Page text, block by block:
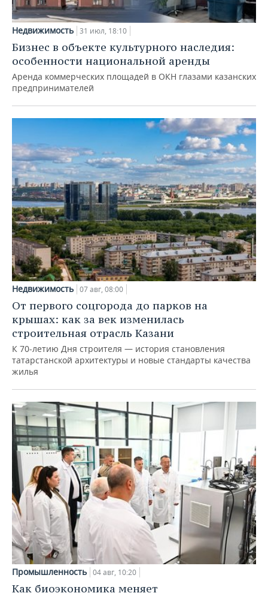
Недвижимость 31 июл, 18:10
Бизнес в объекте культурного наследия:
особенности национальной аренды
Аренда коммерческих площадей в ОКН глазами казанских
предпринимателей
Недвижимость 07 авг, 08:00
От первого соцгорода до парков на
крышах: как за век изменилась
строительная отрасль Казани
К 70-летию Дня строителя — история становления
татарстанской архитектуры и новые стандарты качества
жилья
Промышленность 04 авг, 10:20
Как биоэкономика меняет